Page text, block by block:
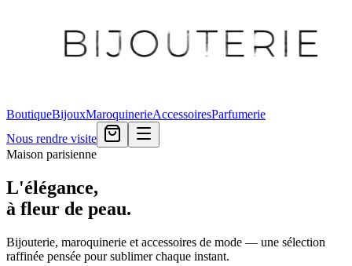
BoutiqueBijouxMaroquinerieAccessoiresParfumerie
Nous rendre visite
Maison parisienne
L'élégance,
à fleur de peau.
Bijouterie, maroquinerie et accessoires de mode — une sélection
raffinée pensée pour sublimer chaque instant.